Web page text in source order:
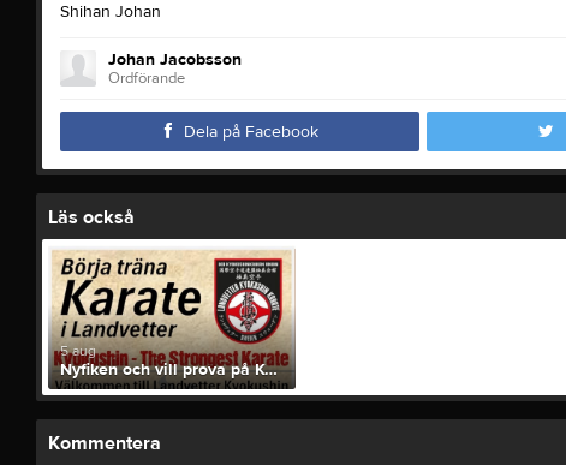
Shihan Johan
Johan Jacobsson
Ordförande
Dela på Facebook
Läs också
5 aug
Nyfiken och vill prova på Kyokushin Karate?!
Kommentera